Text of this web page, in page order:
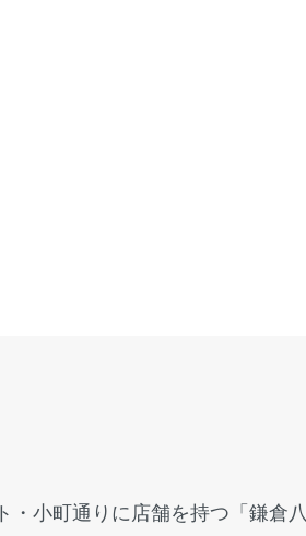
小町通りに店舗を持つ「鎌倉八